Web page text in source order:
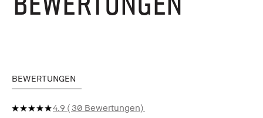
BEWERTUNGEN
4.9 30 Bewertungen